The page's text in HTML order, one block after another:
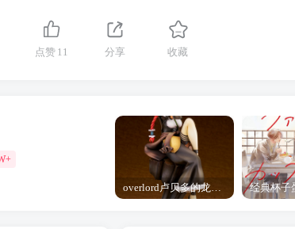
点赞 11 分享 收藏
overlord卢贝多的龙王谁厉害 「Overlord」露普斯蕾琪娜·贝塔手办开订